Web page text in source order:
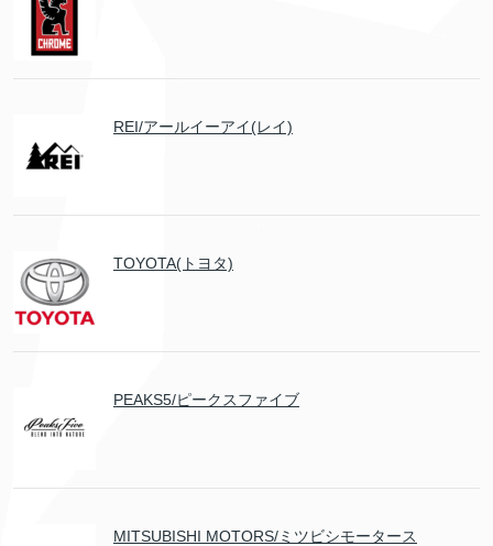
REI/アールイーアイ(レイ)
TOYOTA(トヨタ)
PEAKS5/ピークスファイブ
MITSUBISHI MOTORS/ミツビシモータース